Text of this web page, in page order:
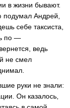
в жизни бывают.
подумал Андрей,
себе таксиста,
по —
ведь
не смел
руки не знали:
Он казалось,